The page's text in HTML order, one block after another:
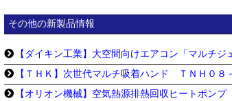
その他の新製品情報
【ダイキン工業】大空間向けエアコン「マルチ
【ＴＨＫ】次世代マルチ吸着ハンド ＴＮＨ０８
【オリオン機械】空気熱源排熱回収ヒートポン